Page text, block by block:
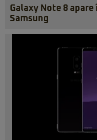
Galaxy Note 8
Samsung